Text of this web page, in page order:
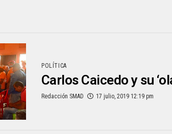
POLÍTICA
Carlos Caicedo y su
Redacción SMAD 17 julio, 2019 12:19 pm